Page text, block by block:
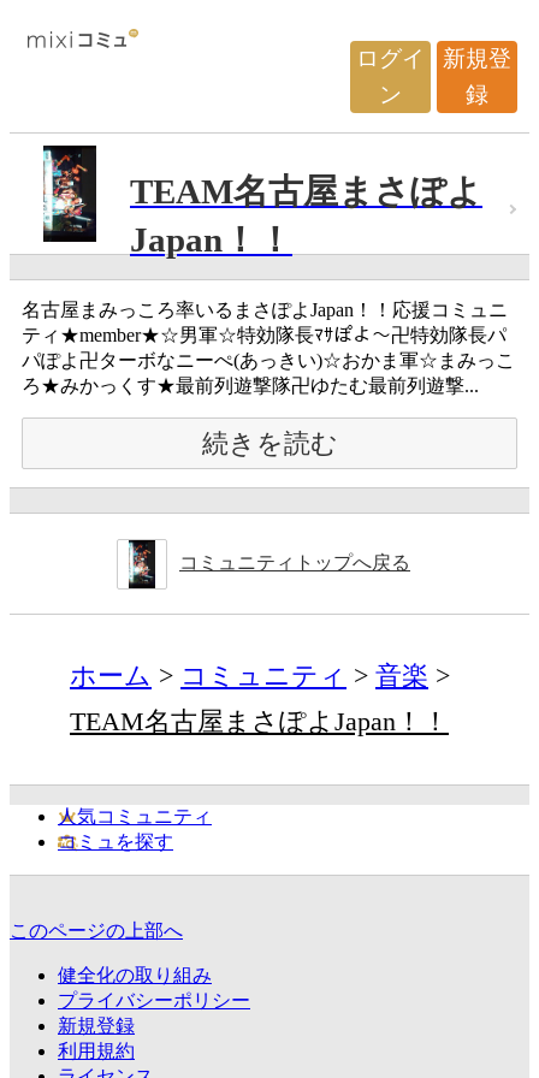
ログイ
ン
新規登
録
TEAM名古屋まさぽよ
Japan！！
名古屋まみっころ率いるまさぽよJapan！！応援コミュニ
ティ★member★☆男軍☆特効隊長ﾏｻぽよ～卍特効隊長パ
パぽよ卍ターボなニーぺ(あっきい)☆おかま軍☆まみっこ
ろ★みかっくす★最前列遊撃隊卍ゆたむ最前列遊撃...
続きを読む
コミュニティトップへ戻る
ホーム コミュニティ
音楽
TEAM名古屋まさぽよJapan！！
人気コミュニティ
コミュを探す
このページの上部へ
健全化の取り組み
プライバシーポリシー
新規登録
利用規約